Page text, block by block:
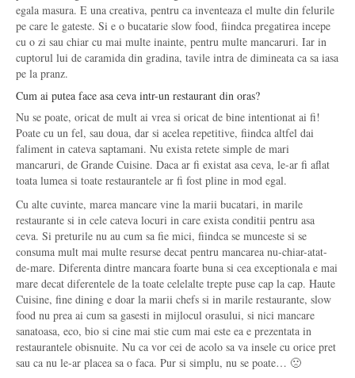
egala masura. E una creativa, pentru ca inventeaza el multe din felurile
pe care le gateste. Si e o bucatarie slow food, fiindca pregatirea incepe
cu o zi sau chiar cu mai multe inainte, pentru multe mancaruri. Iar in
cuptorul lui de caramida din gradina, tavile intra de dimineata ca sa iasa
pe la pranz.
Cum ai putea face asa ceva intr-un restaurant din oras?
Nu se poate, oricat de mult ai vrea si oricat de bine intentionat ai fi!
Poate cu un fel, sau doua, dar si acelea repetitive, fiindca altfel dai
faliment in cateva saptamani. Nu exista retete simple de mari
mancaruri, de Grande Cuisine. Daca ar fi existat asa ceva, le-ar fi aflat
toata lumea si toate restaurantele ar fi fost pline in mod egal.
Cu alte cuvinte, marea mancare vine la marii bucatari, in marile
restaurante si in cele cateva locuri in care exista conditii pentru asa
ceva. Si preturile nu au cum sa fie mici, fiindca se munceste si se
consuma mult mai multe resurse decat pentru mancarea nu-chiar-atat-
de-mare. Diferenta dintre mancara foarte buna si cea exceptionala e mai
mare decat diferentele de la toate celelalte trepte puse cap la cap. Haute
Cuisine, fine dining e doar la marii chefs si in marile restaurante, slow
food nu prea ai cum sa gasesti in mijlocul orasului, si nici mancare
sanatoasa, eco, bio si cine mai stie cum mai este ea e prezentata in
restaurantele obisnuite. Nu ca vor cei de acolo sa va insele cu orice pret
sau ca nu le-ar placea sa o faca. Pur si simplu, nu se poate… 🙁